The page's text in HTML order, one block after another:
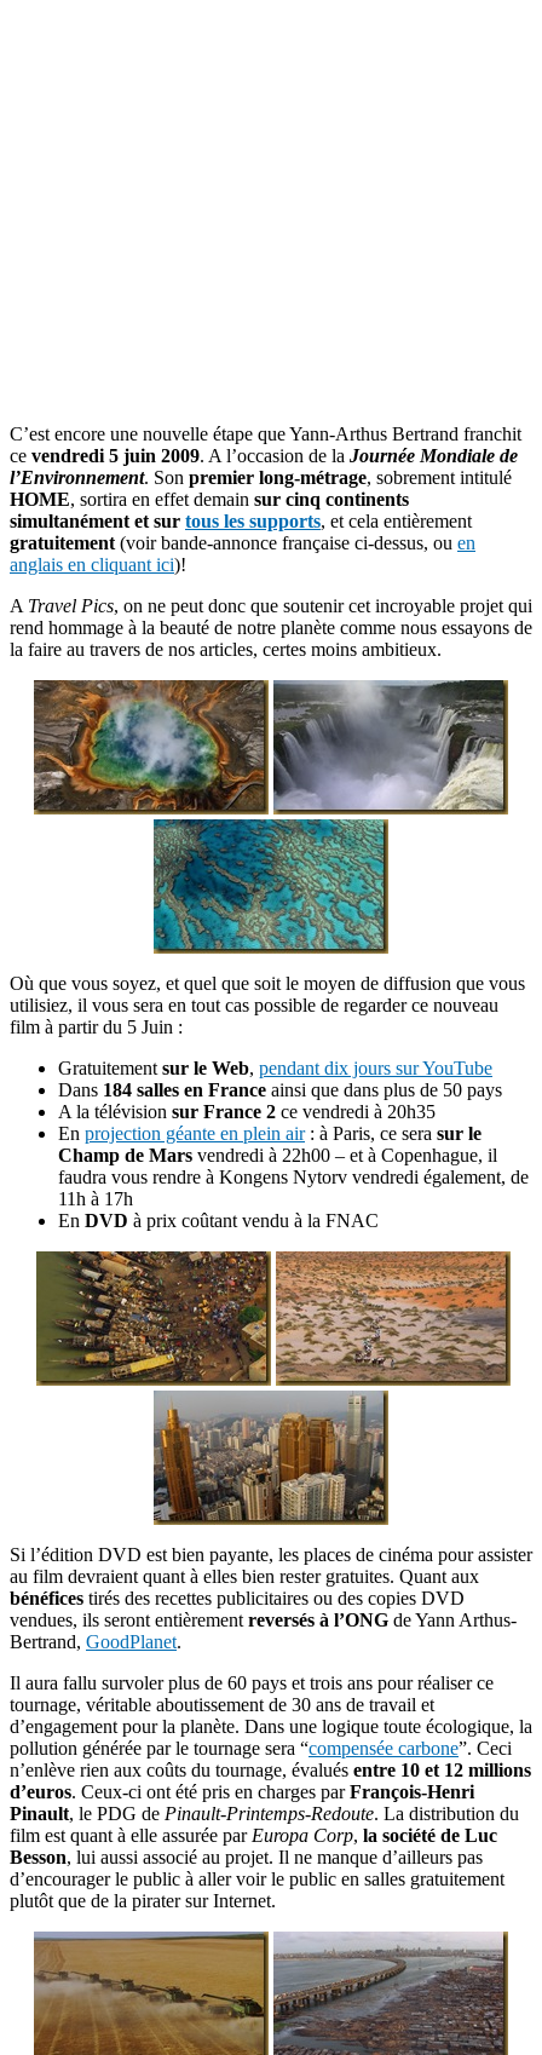
C’est encore une nouvelle étape que Yann-Arthus Bertrand franchit
ce vendredi 5 juin 2009. A l’occasion de la Journée Mondiale de
l’Environnement. Son premier long-métrage, sobrement intitulé
HOME, sortira en effet demain sur cinq continents
simultanément et sur tous les supports, et cela entièrement
gratuitement (voir bande-annonce française ci-dessus, ou en
anglais en cliquant ici)!
A Travel Pics, on ne peut donc que soutenir cet incroyable projet qui
rend hommage à la beauté de notre planète comme nous essayons de
la faire au travers de nos articles, certes moins ambitieux.
Où que vous soyez, et quel que soit le moyen de diffusion que vous
utilisiez, il vous sera en tout cas possible de regarder ce nouveau
film à partir du 5 Juin :
Gratuitement sur le Web, pendant dix jours sur YouTube
Dans 184 salles en France ainsi que dans plus de 50 pays
A la télévision sur France 2 ce vendredi à 20h35
En projection géante en plein air: à Paris, ce sera sur le
Champ de Mars vendredi à 22h00 – et à Copenhague, il
faudra vous rendre à Kongens Nytorv vendredi également, de
11h à 17h
En DVD à prix coûtant vendu à la FNAC
Si l’édition DVD est bien payante, les places de cinéma pour assister
au film devraient quant à elles bien rester gratuites. Quant aux
bénéfices tirés des recettes publicitaires ou des copies DVD
vendues, ils seront entièrement reversés à l’ONG de Yann Arthus-
Bertrand, GoodPlanet.
Il aura fallu survoler plus de 60 pays et trois ans pour réaliser ce
tournage, véritable aboutissement de 30 ans de travail et
d’engagement pour la planète. Dans une logique toute écologique, la
pollution générée par le tournage sera “compensée carbone”. Ceci
n’enlève rien aux coûts du tournage, évalués entre 10 et 12 millions
d’euros. Ceux-ci ont été pris en charges parFrançois-Henri
Pinault, le PDG de Pinault-Printemps-Redoute. La distribution du
film est quant à elle assurée par Europa Corp, la société de Luc
Besson, lui aussi associé au projet. Il ne manque d’ailleurs pas
d’encourager le public à aller voir le public en salles gratuitement
plutôt que de la pirater sur Internet.